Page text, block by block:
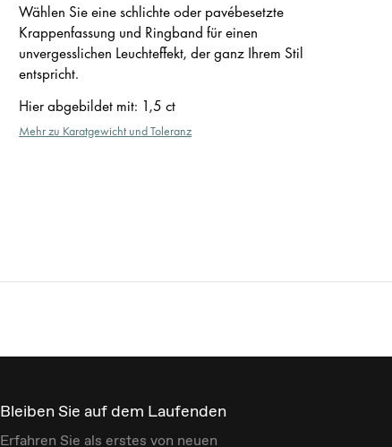
Wählen Sie eine schlichte oder pavébesetzte
Krappenfassung und Ringband für einen
unvergesslichen Leuchteffekt, der ganz Ihrem Stil
entspricht.
Hier abgebildet mit: 1,5 ct
Mehr zu Karatgewicht und Toleranz
Bleiben Sie auf dem Laufenden
Erfahren Sie als erstes von neuen